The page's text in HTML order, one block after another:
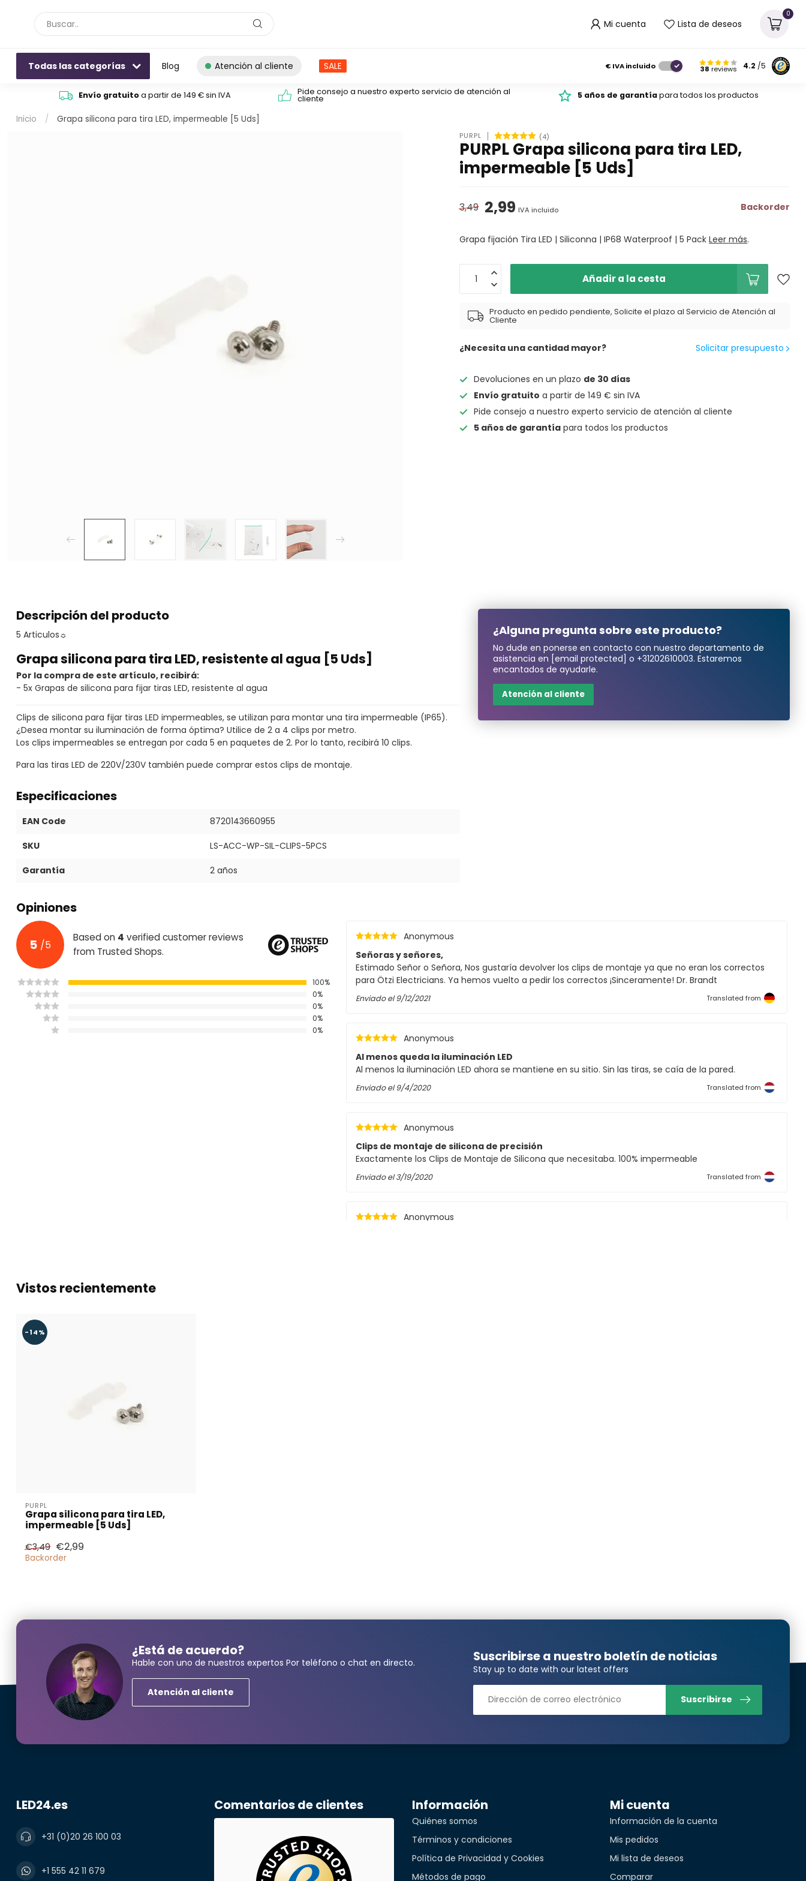
Mi cuenta Lista de deseos
0
Todas las categorías Blog Atención al cliente SALE €IVA incluido 38 reviews 4.2 /5
Envío gratuitoa partir de 149 € sin IVA Pide consejo a nuestro experto servicio de atención al
cliente 5 años de garantíapara todos los productos
Inicio / Grapa silicona para tira LED, impermeable [5 Uds]
PURPL (4)
PURPL Grapa silicona para tira LED,
impermeable [5 Uds]
3,49 2,99 IVA incluido Backorder
Grapa fijación Tira LED | Siliconna | IP68 Waterproof | 5 PackLeer más.
Añadir a la cesta
Producto en pedido pendiente, Solicite el plazo al Servicio de Atención al
Cliente
¿Necesita una cantidad mayor? Solicitar presupuesto
Devoluciones en un plazo de 30 días
Envío gratuito a partir de 149 € sin IVA
Pide consejo a nuestro experto servicio de atención al cliente
5 años de garantía para todos los productos
Descripción del producto
5 Articulos☼
Grapa silicona para tira LED, resistente al agua [5 Uds]
Por la compra de este artículo, recibirá:
- 5x Grapas de silicona para fijar tiras LED, resistente al agua
Clips de silicona para fijar tiras LED impermeables, se utilizan para montar una tira impermeable (IP65).
¿Desea montar su iluminación de forma óptima? Utilice de 2 a 4 clips por metro.
Los clips impermeables se entregan por cada 5 en paquetes de 2. Por lo tanto, recibirá 10 clips.
Para las tiras LED de 220V/230V también puede comprar estos clips de montaje.
Especificaciones
EAN Code 8720143660955
SKU LS-ACC-WP-SIL-CLIPS-5PCS
Garantía 2 años
¿Alguna pregunta sobre este producto?
No dude en ponerse en contacto con nuestro departamento de
asistencia en [email protected] o +31202610003. Estaremos
encantados de ayudarle.
Atención al cliente
Opiniones
5 /5
Based on 4 verified customer reviews
from Trusted Shops.
100%
0%
0%
0%
0%
Anonymous
Señoras y señores,
Estimado Señor o Señora, Nos gustaría devolver los clips de montaje ya que no eran los correctos
para Ötzi Electricians. Ya hemos vuelto a pedir los correctos ¡Sinceramente! Dr. Brandt
Enviado el9/12/2021 Translated from
Anonymous
Al menos queda la iluminación LED
Al menos la iluminación LED ahora se mantiene en su sitio. Sin las tiras, se caía de la pared.
Enviado el9/4/2020 Translated from
Anonymous
Clips de montaje de silicona de precisión
Exactamente los Clips de Montaje de Silicona que necesitaba. 100% impermeable
Enviado el3/19/2020 Translated from
Anonymous
Vistos recientemente
-14%
PURPL
Grapa silicona para tira LED,
impermeable [5 Uds]
€3,49 €2,99
Backorder
¿Necesita una cantidad mayor?
Nombre y apellidos*
correo electrónico*
Número de teléfono*
¿Está de acuerdo?
Hable con uno de nuestros expertos Por teléfono o chat en directo.
Atención al cliente
Suscribirse a nuestro boletín de noticias
Stay up to date with our latest offers
Suscribirse
LED24.es
+31 (0)20 26 100 03
+1 555 42 11 679
Comentarios de clientes Información
Quiénes somos
Términos y condiciones
Política de Privacidad y Cookies
Métodos de pago
Mi cuenta
Información de la cuenta
Mis pedidos
Mi lista de deseos
Comparar